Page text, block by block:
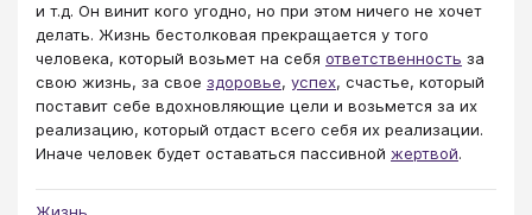
и т.д. Он винит кого угодно, но при этом ничего не хочет
делать. Жизнь бестолковая прекращается у того
человека, который возьмет на себя ответственность за
свою жизнь, за свое здоровье, успех, счастье, который
поставит себе вдохновляющие цели и возьмется за их
реализацию, который отдаст всего себя их реализации.
Иначе человек будет оставаться пассивной жертвой.